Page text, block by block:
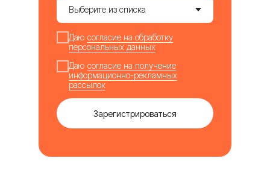
Даю согласие на обработку
персональных данных
Даю согласие на получение
информационно-рекламных
рассылок
Зарегистрироваться